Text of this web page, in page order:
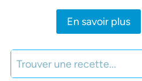
En savoir plus
Search